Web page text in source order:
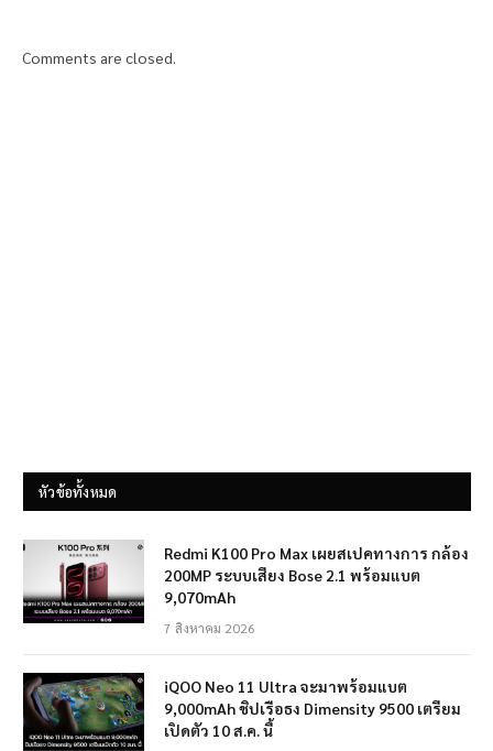
Comments are closed.
หัวข้อทั้งหมด
Redmi K100 Pro Max เผยสเปคทางการ กล้อง
200MP ระบบเสียง Bose 2.1 พร้อมแบต
9,070mAh
7 สิงหาคม 2026
iQOO Neo 11 Ultra จะมาพร้อมแบต
9,000mAh ชิปเรือธง Dimensity 9500 เตรียม
เปิดตัว 10 ส.ค. นี้